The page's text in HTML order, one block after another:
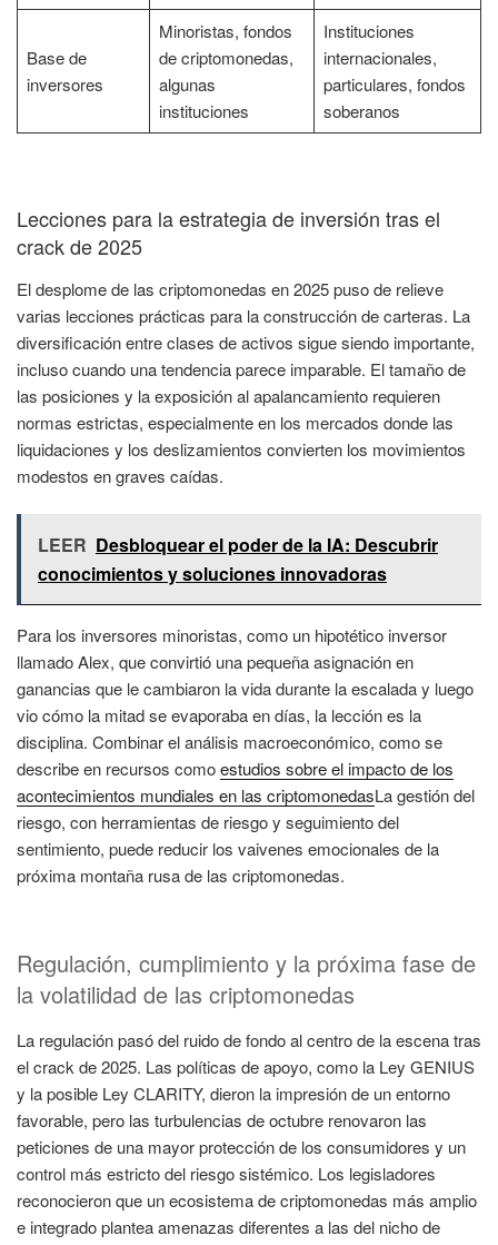
Base de
inversores
Minoristas, fondos
de criptomonedas,
algunas
instituciones
Instituciones
internacionales,
particulares, fondos
soberanos
Lecciones para la estrategia de inversión tras el
crack de 2025
El desplome de las criptomonedas en 2025 puso de relieve
varias lecciones prácticas para la construcción de carteras. La
diversificación entre clases de activos sigue siendo importante,
incluso cuando una tendencia parece imparable. El tamaño de
las posiciones y la exposición al apalancamiento requieren
normas estrictas, especialmente en los mercados donde las
liquidaciones y los deslizamientos convierten los movimientos
modestos en graves caídas.
LEER Desbloquear el poder de la IA: Descubrir
conocimientos y soluciones innovadoras
Para los inversores minoristas, como un hipotético inversor
llamado Alex, que convirtió una pequeña asignación en
ganancias que le cambiaron la vida durante la escalada y luego
vio cómo la mitad se evaporaba en días, la lección es la
disciplina. Combinar el análisis macroeconómico, como se
describe en recursos comoestudios sobre el impacto de los
acontecimientos mundiales en las criptomonedasLa gestión del
riesgo, con herramientas de riesgo y seguimiento del
sentimiento, puede reducir los vaivenes emocionales de la
próxima montaña rusa de las criptomonedas.
Regulación, cumplimiento y la próxima fase de
la volatilidad de las criptomonedas
La regulación pasó del ruido de fondo al centro de la escena tras
el crack de 2025. Las políticas de apoyo, como la Ley GENIUS
y la posible Ley CLARITY, dieron la impresión de un entorno
favorable, pero las turbulencias de octubre renovaron las
peticiones de una mayor protección de los consumidores y un
control más estricto del riesgo sistémico. Los legisladores
reconocieron que un ecosistema de criptomonedas más amplio
e integrado plantea amenazas diferentes a las del nicho de